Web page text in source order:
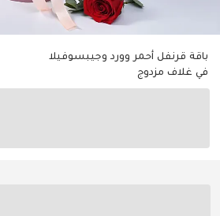
باقة قرنفل أحمر وورد وجيبسوفيلا
في غلاف مزدوج